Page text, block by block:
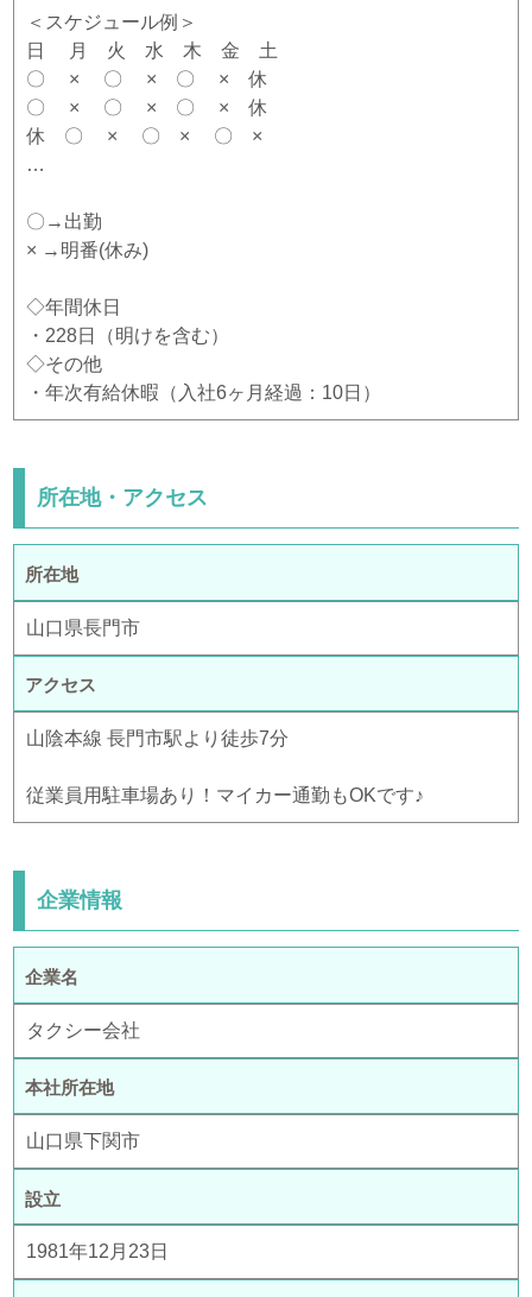
＜スケジュール例＞
日 月 火 水 木 金 土
〇 × 〇 × 〇 × 休
〇 × 〇 × 〇 × 休
休 〇 × 〇 × 〇 ×
…
〇→出勤
× →明番(休み)
◇年間休日
・228日（明けを含む）
◇その他
・年次有給休暇（入社6ヶ月経過：10日）
所在地・アクセス
所在地
山口県長門市
アクセス
山陰本線 長門市駅より徒歩7分
従業員用駐車場あり！マイカー通勤もOKです♪
企業情報
企業名
タクシー会社
本社所在地
山口県下関市
設立
1981年12月23日